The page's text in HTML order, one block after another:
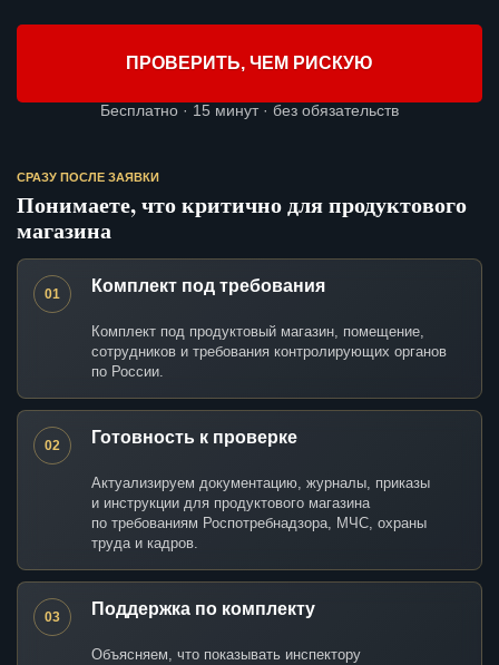
ПРОВЕРИТЬ, ЧЕМ РИСКУЮ
Бесплатно · 15 минут · без обязательств
СРАЗУ ПОСЛЕ ЗАЯВКИ
Понимаете, что критично для продуктового
магазина
01 Комплект под требования
Комплект под продуктовый магазин, помещение,
сотрудников и требования контролирующих органов
по России.
02 Готовность к проверке
Актуализируем документацию, журналы, приказы
и инструкции для продуктового магазина
по требованиям Роспотребнадзора, МЧС, охраны
труда и кадров.
03 Поддержка по комплекту
Объясняем, что показывать инспектору